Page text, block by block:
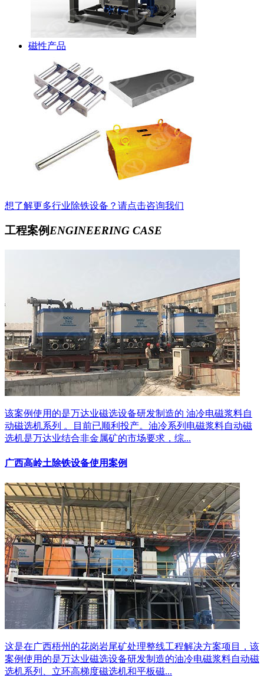
磁性产品
想了解更多行业除铁设备？请点击咨询我们
工程案例ENGINEERING CASE
该案例使用的是万达业磁选设备研发制造的 油冷电磁浆料自
动磁选机系列 。目前已顺利投产。油冷系列电磁浆料自动磁
选机是万达业结合非金属矿的市场要求，综...
广西高岭土除铁设备使用案例
这是在广西梧州的花岗岩尾矿处理整线工程解决方案项目，该
案例使用的是万达业磁选设备研发制造的油冷电磁浆料自动磁
选机系列、立环高梯度磁选机和平板磁...